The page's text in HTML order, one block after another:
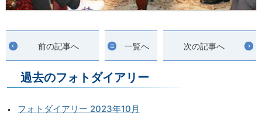
前の記事へ 一覧へ 次の記事へ
過去のフォトダイアリー
フォトダイアリー 2023年10月